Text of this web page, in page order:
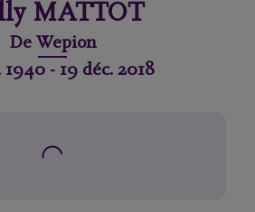
MATTOT
De Wepion
1940 - 19 déc. 2018